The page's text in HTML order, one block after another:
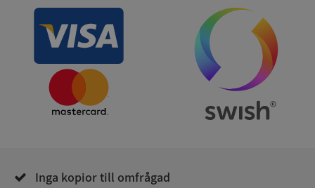
Inga kopior till omfrågad
användas ordentligt utan strikt nödvändiga cookies.
Namn
Leverantör
/
Domän
__RequestVerificationToken
Microsoft
Corporation